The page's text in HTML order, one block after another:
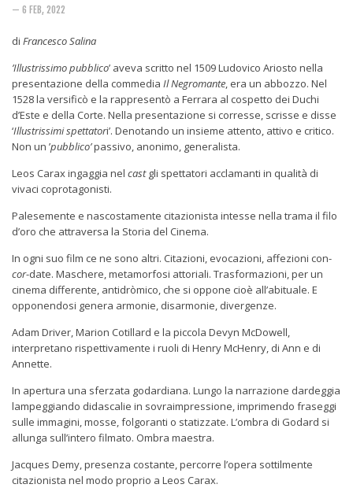
Mnemosyne
— 6 FEB, 2022
di Francesco Salina
’Illustrissimo pubblico’ aveva scritto nel 1509 Ludovico Ariosto nella
presentazione della commedia Il Negromante, era un abbozzo. Nel
1528 la versificò e la rappresentò a Ferrara al cospetto dei Duchi
d’Este e della Corte. Nella presentazione si corresse, scrisse e disse
‘Illustrissimi spettatori’. Denotando un insieme attento, attivo e critico.
Non un ’pubblico’passivo, anonimo, generalista.
Leos Carax ingaggia nel castgli spettatori acclamanti in qualità di
vivaci coprotagonisti.
Palesemente e nascostamente citazionista intesse nella trama il filo
d’oro che attraversa la Storia del Cinema.
In ogni suo film ce ne sono altri. Citazioni, evocazioni, affezioni con-
cor-date. Maschere, metamorfosi attoriali. Trasformazioni, per un
cinema differente, antidròmico, che si oppone cioè all’abituale. E
opponendosi genera armonie, disarmonie, divergenze.
Adam Driver, Marion Cotillard e la piccola Devyn McDowell,
interpretano rispettivamente i ruoli di Henry McHenry, di Ann e di
Annette.
In apertura una sferzata godardiana. Lungo la narrazione dardeggia
lampeggiando didascalie in sovraimpressione, imprimendo fraseggi
sulle immagini, mosse, folgoranti o statizzate. L’ombra di Godard si
allunga sull’intero filmato. Ombra maestra.
Jacques Demy, presenza costante, percorre l’opera sottilmente
citazionista nel modo proprio a Leos Carax.